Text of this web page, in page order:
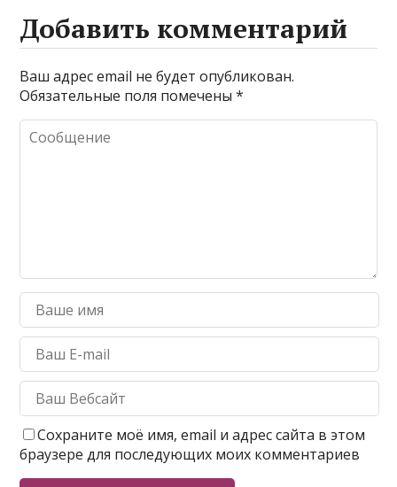
Добавить комментарий
Ваш адрес email не будет опубликован.
Обязательные поля помечены*
Сохраните моё имя, email и адрес сайта в этом
браузере для последующих моих комментариев